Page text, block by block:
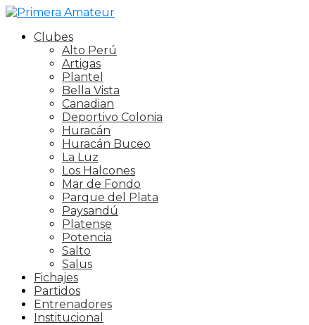
Clubes
Alto Perú
Artigas
Plantel
Bella Vista
Canadian
Deportivo Colonia
Huracán
Huracán Buceo
La Luz
Los Halcones
Mar de Fondo
Parque del Plata
Paysandú
Platense
Potencia
Salto
Salus
Fichajes
Partidos
Entrenadores
Institucional